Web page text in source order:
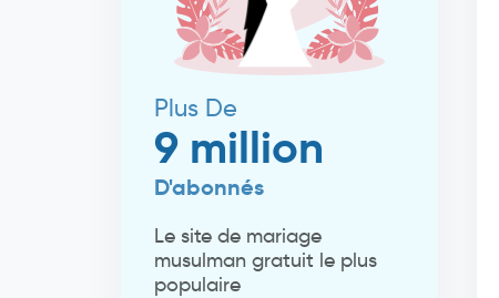
Plus De
9 million
D'abonnés
Le site de mariage
musulman gratuit le plus
populaire